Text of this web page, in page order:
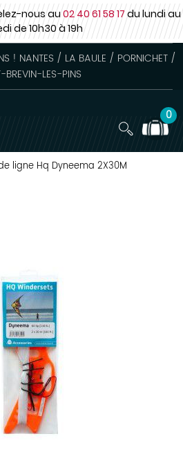
nous au02 40 61 58 17du lundi au
de 10h30 à 19h
! NANTES / LA BAULE / PORNICHET /
BREVIN-LES-PINS
0
ligne Hq Dyneema 2X30M